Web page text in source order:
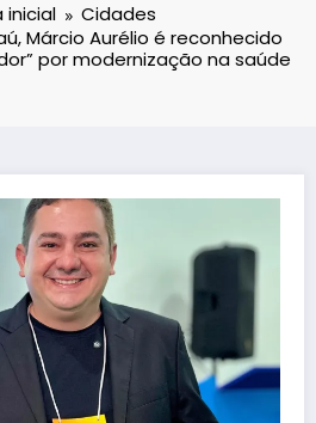
inicial
Cidades
Márcio Aurélio é reconhecido
por modernização na saúde